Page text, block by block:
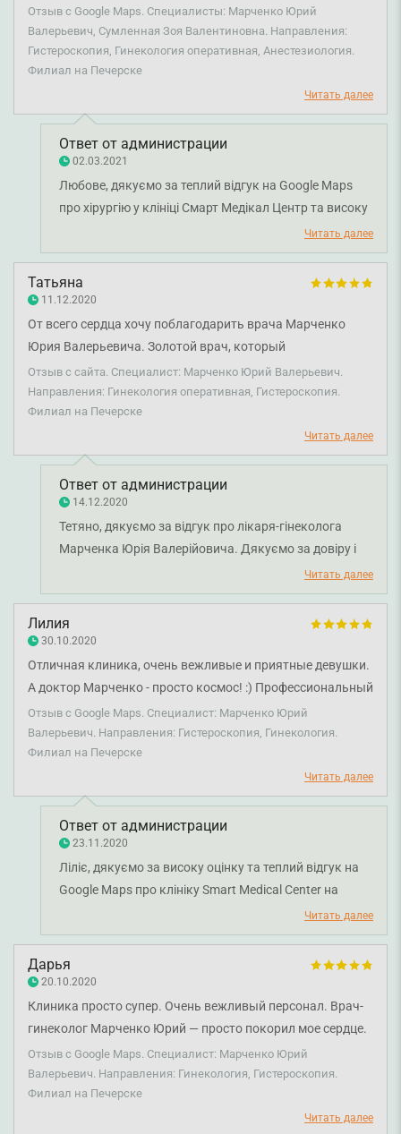
лечащего гинеколога Сумленную и медсестру-
анестезистку Ирину. Хочу отметить не только высокий
профессионализм, но и человечное отношение. Все
проходит в дружеской обстановке, стерильных условиях.
Врач после завершения операции все объясняет простым
языком. Уже через полчаса после операции я
чувствовала себя прекрасно и поехала отдыхать домой.
Советую доверять свое здоровье настоящим врачам в
Smart Medical 💗
Отзыв с Google Maps. Специалисты: Марченко Юрий
Валерьевич, Сумленная Зоя Валентиновна. Направления:
Гистероскопия, Гинекология оперативная, Анестезиология.
Филиал на Печерске
Читать далее
Ответ от администрации
02.03.2021
Любове, дякуємо за теплий відгук на Google Maps
про хірургію у клініці Смарт Медікал Центр та високу
оцінку медичному персоналу. Раді чути, що візит до
клініки залишив у вас такі теплі емоції. Дякуємо за
довіру і щиро бажаємо вам міцного здоров'я!
Читать далее
Татьяна
11.12.2020
От всего сердца хочу поблагодарить врача Марченко
Юрия Валерьевича. Золотой врач, который
действительно имеет большое желание помочь... и
помогает... ⭐️⭐️⭐️⭐️⭐️⭐️⭐️⭐️⭐️✨❤️
Отзыв с сайта. Специалист: Марченко Юрий Валерьевич.
Направления: Гинекология оперативная, Гистероскопия.
Филиал на Печерске
Читать далее
Ответ от администрации
14.12.2020
Тетяно, дякуємо за відгук про лікаря-гінеколога
Марченка Юрія Валерійовича. Дякуємо за довіру і
Читать далее
Лилия
30.10.2020
Отличная клиника, очень вежливые и приятные девушки.
А доктор Марченко - просто космос! :) Профессиональный
и индивидуальный подход к клиенту. Самые лучшие
рекомендации!
Отзыв с Google Maps. Специалист: Марченко Юрий
Валерьевич. Направления: Гистероскопия, Гинекология.
Филиал на Печерске
Читать далее
Ответ от администрации
23.11.2020
Ліліє, дякуємо за високу оцінку та теплий відгук на
Google Maps про клініку Smart Medical Center на
Либідській і нашого лікаря-мамолога Марченка Юрія
Валерійовича. Нам дуже приємно, що сервіс
медичного центру та професійність персоналу
залишили у вас такі теплі емоції. Дякуємо за довіру і
щиро бажаємо вам міцного здоров'я!
Читать далее
Дарья
20.10.2020
Клиника просто супер. Очень вежливый персонал. Врач-
гинеколог Марченко Юрий — просто покорил мое сердце.
Рекомендую 👌🏼
Отзыв с Google Maps. Специалист: Марченко Юрий
Валерьевич. Направления: Гинекология, Гистероскопия.
Филиал на Печерске
Читать далее